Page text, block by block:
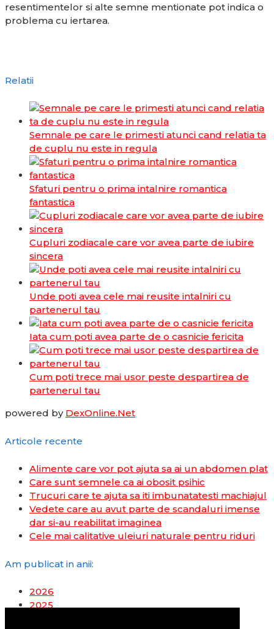
resentimentelor si alte semne mentionate pot indica o
problema cu iertarea.
Relatii
Semnale pe care le primesti atunci cand relatia ta
de cuplu nu este in regula
Sfaturi pentru o prima intalnire romantica
fantastica
Cupluri zodiacale care vor avea parte de iubire
sincera
Unde poti avea cele mai reusite intalniri cu
partenerul tau
Iata cum poti avea parte de o casnicie fericita
Cum poti trece mai usor peste despartirea de
partenerul tau
powered by DexOnline.Net
Articole recente
Alimente care vor pot ajuta sa ai un abdomen plat
Care sunt semnele ca ai obosit psihic
Trucuri care te ajuta sa iti imbunatatesti machiajul
Vedete care au avut parte de scandaluri imense
dar si-au reabilitat imaginea
Cele mai calitative uleiuri naturale pentru riduri
Am publicat in anii:
2026
2025